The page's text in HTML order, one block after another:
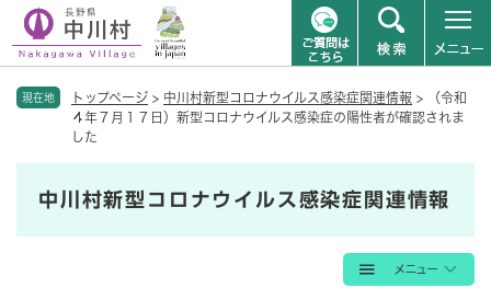
現在地 トップページ > 中川村新型コロナウイルス感染症関連情報 >
（令和
４年７月１７日）新型コロナウイルス感染症の陽性者が確認されま
した
中川村新型コロナウイルス感染症関連情報